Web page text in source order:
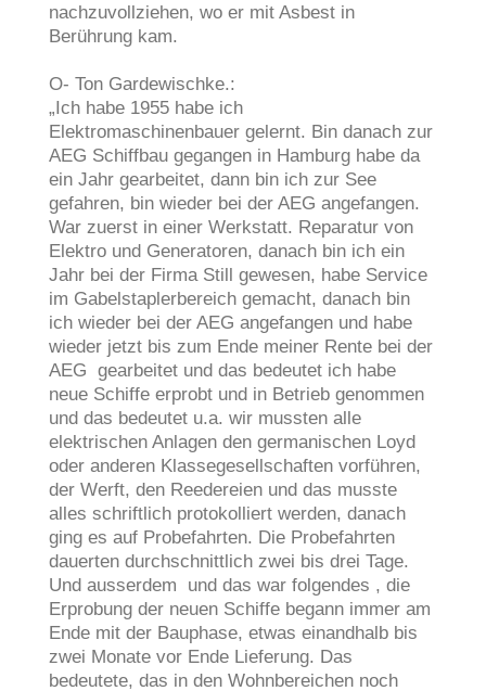
nachzuvollziehen, wo er mit Asbest in
Berührung kam.
O- Ton Gardewischke.:
„Ich habe 1955 habe ich
Elektromaschinenbauer gelernt. Bin danach zur
AEG Schiffbau gegangen in Hamburg habe da
ein Jahr gearbeitet, dann bin ich zur See
gefahren, bin wieder bei der AEG angefangen.
War zuerst in einer Werkstatt. Reparatur von
Elektro und Generatoren, danach bin ich ein
Jahr bei der Firma Still gewesen, habe Service
im Gabelstaplerbereich gemacht, danach bin
ich wieder bei der AEG angefangen und habe
wieder jetzt bis zum Ende meiner Rente bei der
AEG gearbeitet und das bedeutet ich habe
neue Schiffe erprobt und in Betrieb genommen
und das bedeutet u.a. wir mussten alle
elektrischen Anlagen den germanischen Loyd
oder anderen Klassegesellschaften vorführen,
der Werft, den Reedereien und das musste
alles schriftlich protokolliert werden, danach
ging es auf Probefahrten. Die Probefahrten
dauerten durchschnittlich zwei bis drei Tage.
Und ausserdem und das war folgendes , die
Erprobung der neuen Schiffe begann immer am
Ende mit der Bauphase, etwas einandhalb bis
zwei Monate vor Ende Lieferung. Das
bedeutete, das in den Wohnbereichen noch